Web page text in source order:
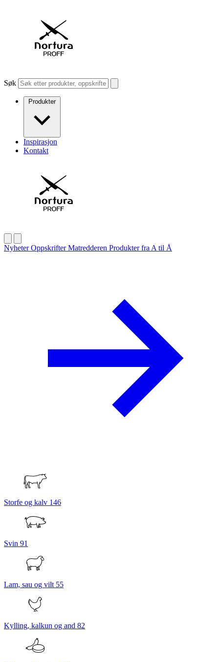
Søk
Produkter
Inspirasjon
Kontakt
NyheterOppskrifterMatredderen Produkter fra A til Å
Storfe og kalv 146
Svin 91
Lam, sau og vilt 55
Kylling, kalkun og and 82